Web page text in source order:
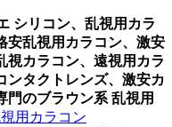
シリコン、乱視用カラ
安乱視用カラコン、激安
視カラコン、遠視用カラ
ンタクトレンズ、激安カ
門のブラウン系 乱視用
用カラコン